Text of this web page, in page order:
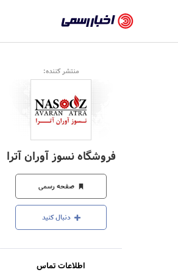
رسمی
-
اخبار
تایید
شده
شرکت‌ها،
سازمان‌ها
و
روابط
عمومی‌ها
منتشر کننده:
فروشگاه نسوز آوران آترا
صفحه رسمی
دنبال کنید
اطلاعات تماس